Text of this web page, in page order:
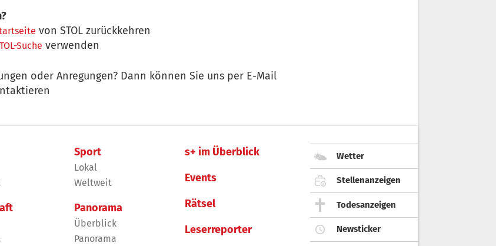
von STOL zurückkehren
Suche verwenden
oder Anregungen? Dann können Sie uns per E-Mail
Sport
Lokal
Weltweit
Panorama
Überblick
Panorama
s+ im Überblick
Events
Rätsel
Leserreporter
Wetter
Stellenanzeigen
Todesanzeigen
Newsticker